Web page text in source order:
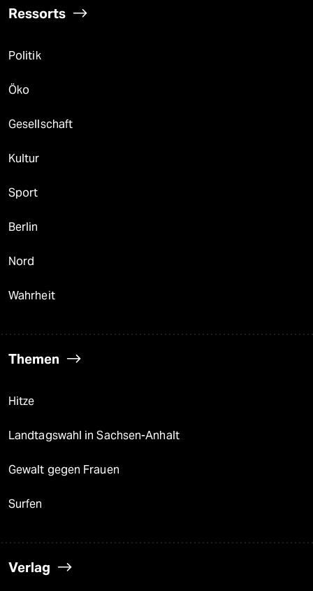
Ressorts
Politik
Öko
Gesellschaft
Kultur
Sport
Berlin
Nord
Wahrheit
Themen
Hitze
Landtagswahl in Sachsen-Anhalt
Gewalt gegen Frauen
Surfen
Verlag